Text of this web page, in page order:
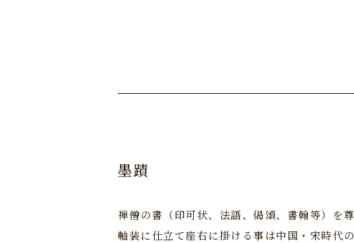
墨蹟
禅僧の書（印可状、法語、偈頌、書翰等）を尊
軸装に仕立て座右に掛ける事は中国・宋時代